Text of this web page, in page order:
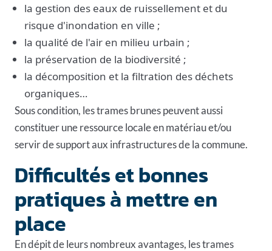
la gestion des eaux de ruissellement et du
risque d'inondation en ville ;
la qualité de l'air en milieu urbain ;
la préservation de la biodiversité ;
la décomposition et la filtration des déchets
organiques…
Sous condition, les trames brunes peuvent aussi
constituer une ressource locale en matériau et/ou
servir de support aux infrastructures de la commune.
Difficultés et bonnes
pratiques à mettre en
place
En dépit de leurs nombreux avantages, les trames